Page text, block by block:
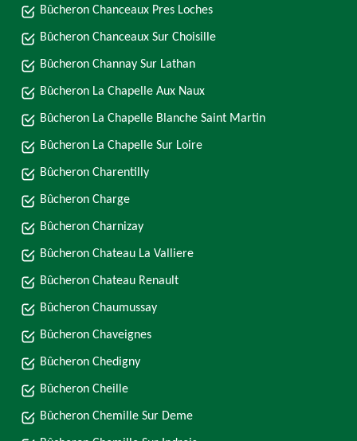
Bûcheron Chanceaux Pres Loches
Bûcheron Chanceaux Sur Choisille
Bûcheron Channay Sur Lathan
Bûcheron La Chapelle Aux Naux
Bûcheron La Chapelle Blanche Saint Martin
Bûcheron La Chapelle Sur Loire
Bûcheron Charentilly
Bûcheron Charge
Bûcheron Charnizay
Bûcheron Chateau La Valliere
Bûcheron Chateau Renault
Bûcheron Chaumussay
Bûcheron Chaveignes
Bûcheron Chedigny
Bûcheron Cheille
Bûcheron Chemille Sur Deme